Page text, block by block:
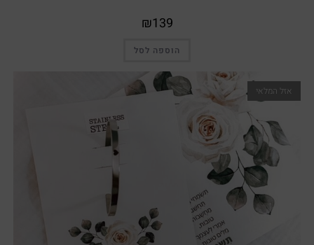
₪139
הוספה לסל
אזל המלאי